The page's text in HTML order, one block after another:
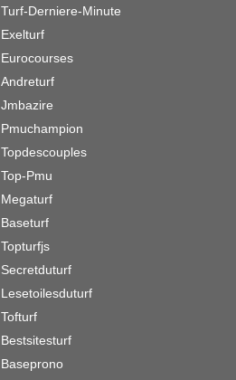
Turf-Derniere-Minute
Exelturf
Eurocourses
Andreturf
Jmbazire
Pmuchampion
Topdescouples
Top-Pmu
Megaturf
Baseturf
Topturfjs
Secretduturf
Lesetoilesduturf
Tofturf
Bestsitesturf
Baseprono